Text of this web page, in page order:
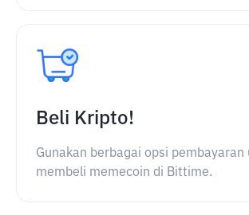
Beli Kripto!
Gunakan berbagai opsi pembayaran
membeli memecoin di Bittime.